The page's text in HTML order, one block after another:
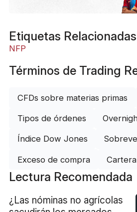
Etiquetas Relacionadas
NFP
Términos de Trading
CFDs sobre materias primas
Tipos de órdenes
Índice Dow Jones
Exceso de compra Cartera
Lectura Recomendada
¿Las nóminas no agrícolas